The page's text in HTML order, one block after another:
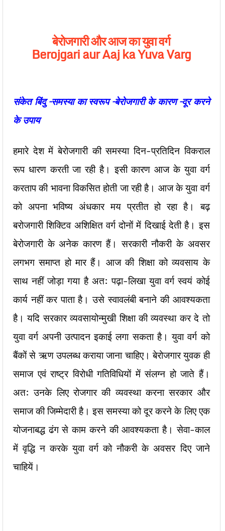
बेरोजगारीऔरआजकायुवावर्ग
Berojgari aur Aaj ka Yuva Varg
संकेत बिंदु–समस्या का स्वरूप–बेरोजगारी के कारण–दूर करने
के उपाय
हमारे देश में बेरोजगारी की समस्या दिन-प्रतिदिन विकराल
रूप धारण करती जा रही है। इसी कारण आज के युवा वर्ग
करताप की भावना विकसित होती जा रही है। आज के युवा वर्ग
को अपना भविष्य अंधकार मय प्रतीत हो रहा है। बढ़
बरोजगारी शिक्टिव अशिक्षित वर्ग दोनों में दिखाई देती है। इस
बेरोजगारी के अनेक कारण हैं। सरकारी नौकरी के अवसर
लगभग समाप्त हो मार हैं। आज की शिक्षा को व्यवसाय के
साथ नहीं जोड़ा गया है अत: पढ़ा-लिखा युवा वर्ग स्वयं कोई
कार्य नहीं कर पाता है। उसे स्वावलंबी बनाने की आवश्यकता
है। यदि सरकार व्यवसायोन्मुखी शिक्षा की व्यवस्था कर दे तो
युवा वर्ग अपनी उत्पादन इकाई लगा सकता है। युवा वर्ग को
बैंकों से ऋण उपलब्ध कराया जाना चाहिए। बेरोजगार युवक ही
समाज एवं राष्ट्र विरोधी गतिविधियों में संलग्न हो जाते हैं।
अत: उनके लिए रोजगार की व्यवस्था करना सरकार और
समाज की जिम्मेदारी है। इस समस्या को दूर करने के लिए एक
योजनाबद्ध ढंग से काम करने की आवश्यकता है। सेवा-काल
में वृद्धि न करके युवा वर्ग को नौकरी के अवसर दिए जाने
चाहियें।